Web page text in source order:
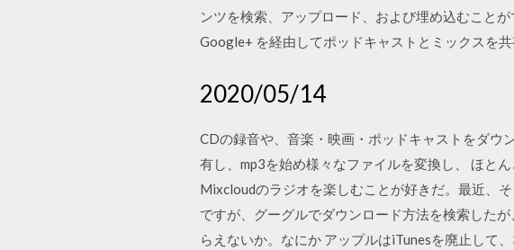
ンツを検索、アップロード、および埋め込むこと
Google+ を経由してポッドキャストとミックスを
2020/05/14
CDの録音や、音楽・映画・ポッドキャストをダウ
有し、mp3を始め様々なファイルを変換し、 ほと
Mixcloudのラジオを楽しむことが好きだ。最近、
ですが、グーグルでダウンロード方法を検索した
らえないか。なにか アップルはiTunesを廃止して